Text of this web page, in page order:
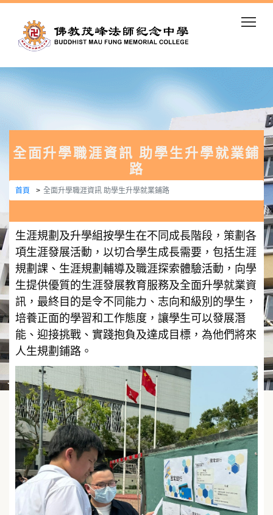
全面升學職涯資訊 助學生升學就業鋪
路
首頁 全面升學職涯資訊 助學生升學就業鋪路
生涯規劃及升學組按學生在不同成長階段，策劃各
項生涯發展活動，以切合學生成長需要，包括生涯
規劃課、生涯規劃輔導及職涯探索體驗活動，向學
生提供優質的生涯發展教育服務及全面升學就業資
訊，最終目的是令不同能力、志向和級別的學生，
培養正面的學習和工作態度，讓學生可以發展潛
能、迎接挑戰、實踐抱負及達成目標，為他們將來
人生規劃鋪路。